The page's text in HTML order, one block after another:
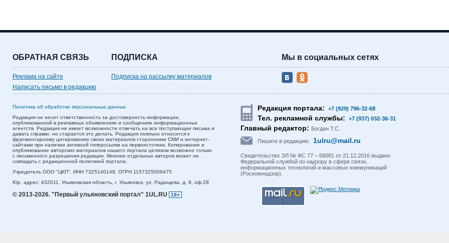
ОБРАТНАЯ СВЯЗЬ
Реклама на сайте
Написать письмо в редакцию
ПОДПИСКА
Подписка на рассылку материалов
Мы в социальных сетях
Политика об обработке персональных данных
Редакция не несет ответственность за достоверность информации,
опубликованной в рекламных объявлениях и сообщениях информационных
агентств. Редакция не имеет возможности отвечать на все поступающие письма и
давать справки, но старается это делать. Редакция лояльно относится к
фрагментарному цитированию своих материалов сторонними СМИ и интернет-
сайтами при наличии активной гиперссылки на первоисточник. Копирование и
опубликование авторских материалов нашего портала целиком возможно только
с письменного разрешения редакции. Мнение отдельных авторов может не
совпадать с редакционной политикой портала.
Учредитель ООО "ЦКП". ИНН 7325140148, ОГРН 1157325006475
Юр. адрес: 432011, Ульяновская область, г. Ульяновск, ул. Радищева, д. 8, оф.28
© 2013-2026. "Первый ульяновский портал" 1UL.RU 18+
Редакция портала: +7 (929) 796-32-68
Тел. рекламной службы: +7 (937) 032-36-31
Главный редактор: Богдан Т.С.
Пишите в редакцию: 1ulru@mail.ru
Свидетельство ЭЛ № ФС 77 – 68081 от 21.12.2016 выдано
Федеральной службой по надзору в сфере связи,
информационных технологий и массовых коммуникаций
(Роскомнадзор).